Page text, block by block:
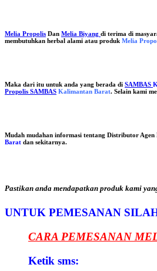
Melia Propolis Dan Melia Biyang di terima di
membutuhkan herbal alami atau produk Melia
Maka dari itu untuk anda yang berada di SAMBAS
Propolis SAMBAS Kalimantan Barat. Selain kami
Mudah mudahan informasi tentang Distributor Agen
Barat dan sekitarnya.
Pastikan anda mendapatkan produk kami
UNTUK PEMESANAN
CARA PEMESANAN
Ketik sms: